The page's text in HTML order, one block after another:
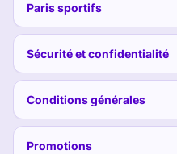
Paris sportifs
Sécurité et confidentialité
Conditions générales
Promotions